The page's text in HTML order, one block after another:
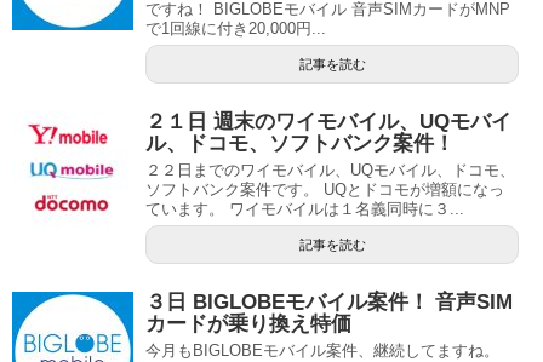
ですね！ BIGLOBEモバイル 音声SIMカードがMNP
で1回線に付き20,000円...
記事を読む
２１日 週末のワイモバイル、UQモバイ
ル、ドコモ、ソフトバンク案件！
２２日までのワイモバイル、UQモバイル、ドコモ、
ソフトバンク案件です。 UQとドコモが増額になっ
ています。 ワイモバイルは１名義同時に３...
記事を読む
３日 BIGLOBEモバイル案件！ 音声SIM
カードが乗り換え特価
今月もBIGLOBEモバイル案件、継続してますね。